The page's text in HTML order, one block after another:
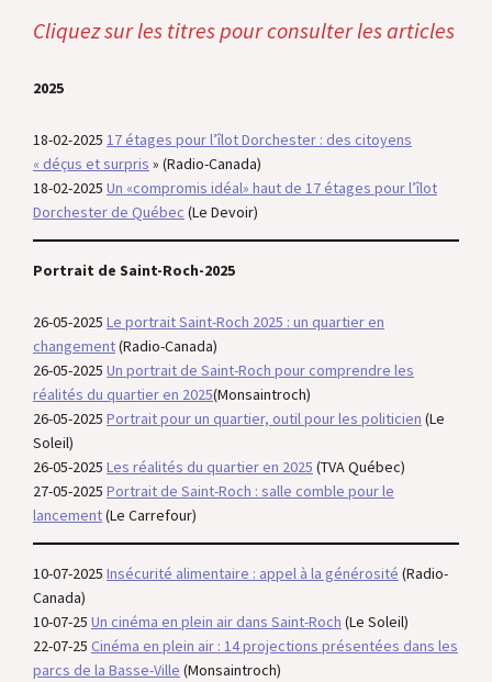
Cliquez sur les titres pour consulter les articles
2025
18-02-2025 17 étages pour l’îlot Dorchester : des citoyens
« déçus et surpris » (Radio-Canada)
18-02-2025 Un «compromis idéal» haut de 17 étages pour l’îlot
Dorchester de Québec (Le Devoir)
Portrait de Saint-Roch-2025
26-05-2025 Le portrait Saint-Roch 2025 : un quartier en
changement(Radio-Canada)
26-05-2025 Un portrait de Saint-Roch pour comprendre les
réalités du quartier en 2025(Monsaintroch)
26-05-2025 Portrait pour un quartier, outil pour les politicien (Le
Soleil)
26-05-2025 Les réalités du quartier en 2025 (TVA Québec)
27-05-2025 Portrait de Saint-Roch : salle comble pour le
lancement(Le Carrefour)
10-07-2025 Insécurité alimentaire : appel à la générosité (Radio-
Canada)
10-07-25 Un cinéma en plein air dans Saint-Roch (Le Soleil)
22-07-25 Cinéma en plein air : 14 projections présentées dans les
parcs de la Basse-Ville (Monsaintroch)